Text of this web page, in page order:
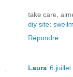
take care,
diy site:
Répondre
Laura 6 juillet